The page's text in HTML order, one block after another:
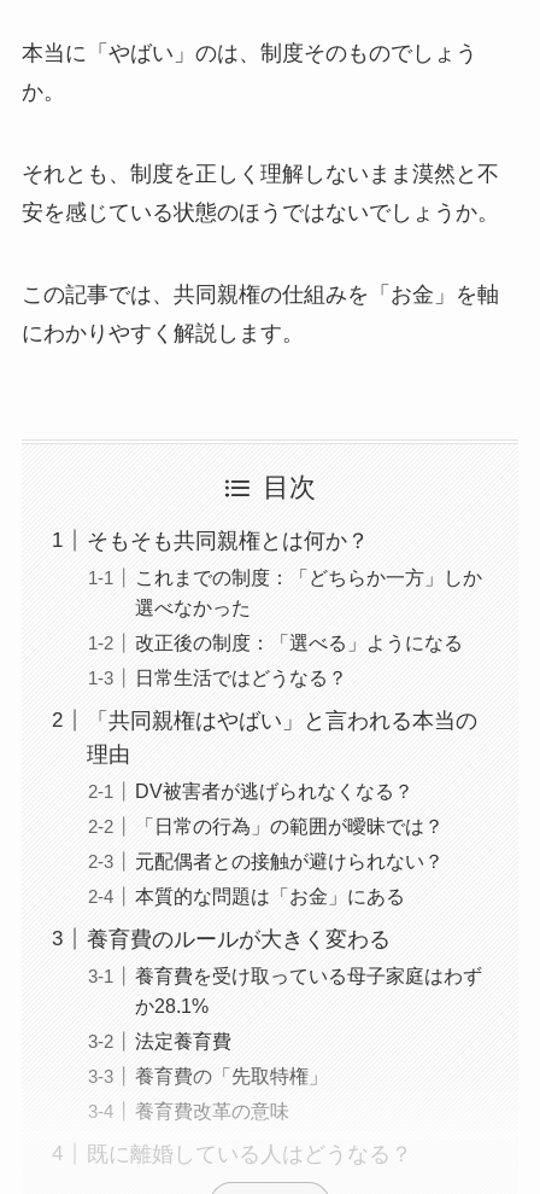
本当に「やばい」のは、制度そのものでしょう
か。
それとも、制度を正しく理解しないまま漠然と不
安を感じている状態のほうではないでしょうか。
この記事では、共同親権の仕組みを「お金」を軸
にわかりやすく解説します。
目次
そもそも共同親権とは何か？
これまでの制度：「どちらか一方」しか
選べなかった
改正後の制度：「選べる」ようになる
日常生活ではどうなる？
「共同親権はやばい」と言われる本当の
理由
DV被害者が逃げられなくなる？
「日常の行為」の範囲が曖昧では？
元配偶者との接触が避けられない？
本質的な問題は「お金」にある
養育費のルールが大きく変わる
養育費を受け取っている母子家庭はわず
か28.1%
法定養育費
養育費の「先取特権」
養育費改革の意味
既に離婚している人はどうなる？